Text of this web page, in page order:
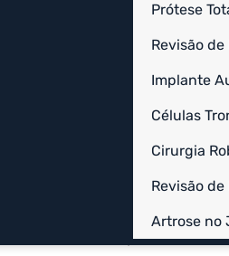
Prótese
Revisão
Implante
Células
Cirurgia
Revisão de
Artrose no
que sofrem com
mobilidade e qualidade de